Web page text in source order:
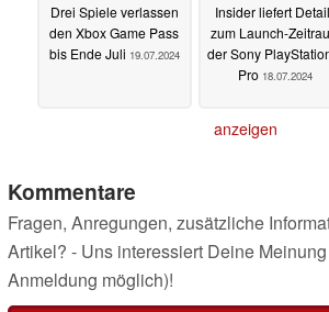
Drei Spiele verlassen
den Xbox Game Pass
bis Ende Juli 19.07.2024
Insider liefert
zum Launch-
der Sony
Pro 18.07.2024
anzeigen
Kommentare
Fragen, Anregungen, zusätzliche
Artikel? - Uns interessiert Deine
Anmeldung möglich)!